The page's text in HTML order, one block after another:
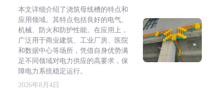
本文详细介绍了浇筑母线槽的特点和
应用领域。其特点包括良好的电气、
机械、防火和防护性能。在应用上，
广泛用于商业建筑、工业厂房、医院
和数据中心等场所，凭借自身优势满
足不同领域对电力供应的高要求，保
障电力系统稳定运行。
2026年8月4日